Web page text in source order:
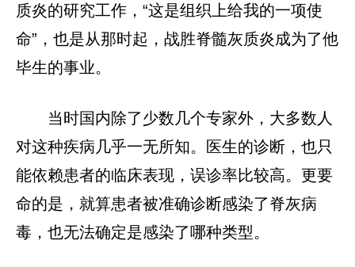
质炎的研究工作，“这是组织上给我的一项使
命”，也是从那时起，战胜脊髓灰质炎成为了他
毕生的事业。
当时国内除了少数几个专家外，大多数人
对这种疾病几乎一无所知。医生的诊断，也只
能依赖患者的临床表现，误诊率比较高。更要
命的是，就算患者被准确诊断感染了脊灰病
毒，也无法确定是感染了哪种类型。